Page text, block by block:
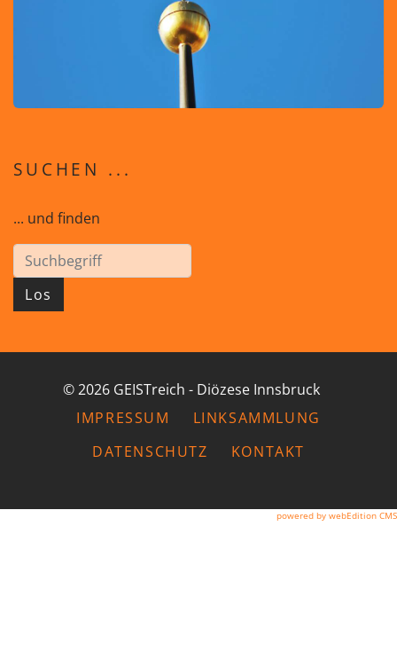
SUCHEN ...
... und finden
Los
© 2026 GEISTreich - Diözese Innsbruck
IMPRESSUM
LINKSAMMLUNG
DATENSCHUTZ
KONTAKT
powered by webEdition CMS